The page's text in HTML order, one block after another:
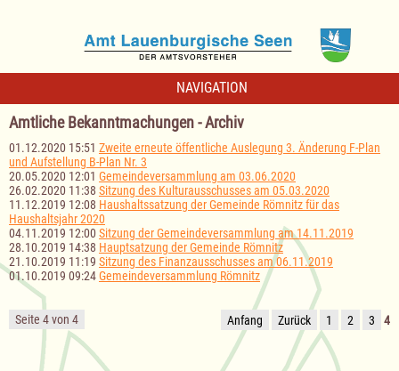
NAVIGATION
Amtliche Bekanntmachungen - Archiv
01.12.2020 15:51 Zweite erneute öffentliche Auslegung 3. Änderung F-Plan
und Aufstellung B-Plan Nr. 3
20.05.2020 12:01 Gemeindeversammlung am 03.06.2020
26.02.2020 11:38 Sitzung des Kulturausschusses am 05.03.2020
11.12.2019 12:08 Haushaltssatzung der Gemeinde Römnitz für das
Haushaltsjahr 2020
04.11.2019 12:00 Sitzung der Gemeindeversammlung am 14.11.2019
28.10.2019 14:38 Hauptsatzung der Gemeinde Römnitz
21.10.2019 11:19 Sitzung des Finanzausschusses am 06.11.2019
01.10.2019 09:24Gemeindeversammlung Römnitz
Seite 4 von 4 Anfang Zurück 1 2 3 4